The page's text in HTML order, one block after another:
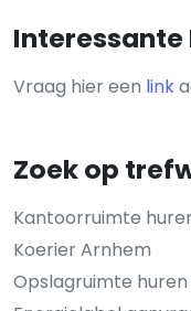
Interessante
Vraag hier een link
Zoek op
Kantoorruimte
Koerier Arnhem
Opslagruimte